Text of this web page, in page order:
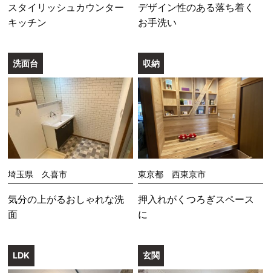
スタイリッシュカウンター
キッチン
デザイン性のある落ち着く
お手洗い
洗面台
埼玉県 久喜市
気分の上がるおしゃれな洗
面
収納
東京都 西東京市
押入れがくつろぎスペース
に
LDK 玄関